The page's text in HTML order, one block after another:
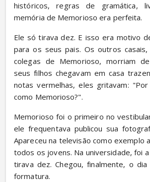
históricos, regras de gramática,
memória de Memorioso era perfeita.
Ele só tirava dez. E isso era motivo
para os seus pais. Os outros
colegas de Memorioso, morriam
seus filhos chegavam em casa
notas vermelhas, eles gritavam:
como Memorioso?".
Memorioso foi o primeiro no
ele frequentava publicou sua
Apareceu na televisão como exemplo
todos os jovens. Na universidade, foi a
tirava dez. Chegou, finalmente, o
formatura.